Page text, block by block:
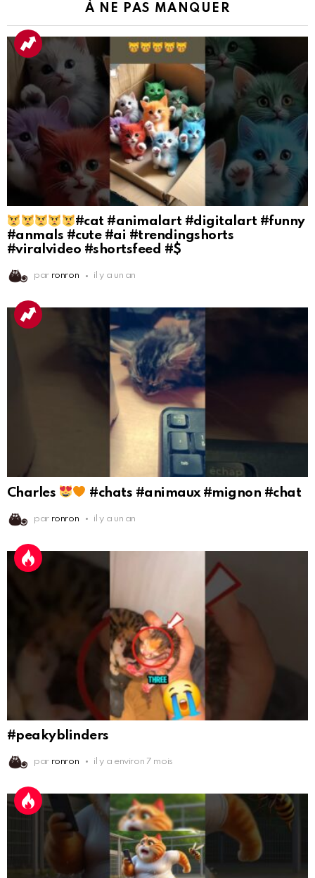
À NE PAS MANQUER
#cat #animalart #digitalart #funny
#anmals #cute #ai #trendingshorts
#viralvideo #shortsfeed #$
par ronron il y a un an
Charles #chats #animaux #mignon #chat
par ronron il y a un an
#peakyblinders
par ronron il y a environ 7 mois